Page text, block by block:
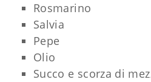
Rosmarino
Salvia
Pepe
Olio
Succo e scorza di